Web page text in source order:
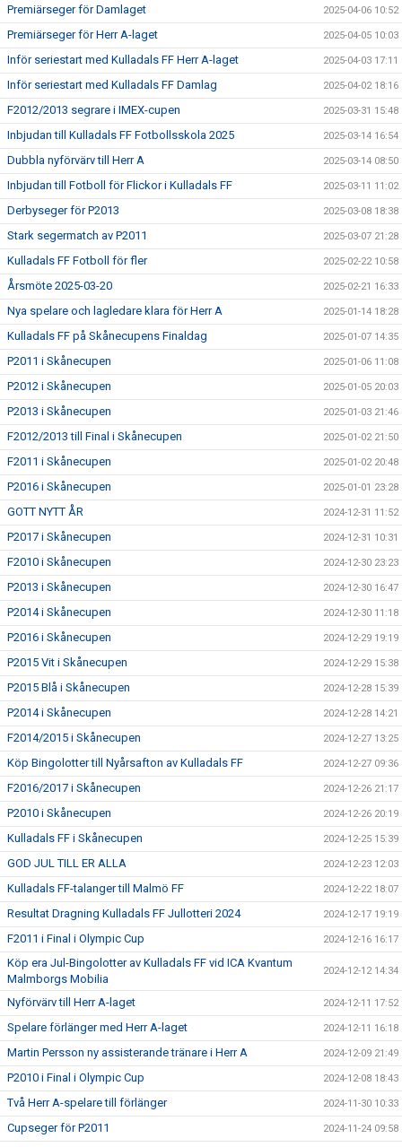
Premiärseger för Damlaget 2025-04-06 10:52
Premiärseger för Herr A-laget 2025-04-05 10:03
Inför seriestart med Kulladals FF Herr A-laget 2025-04-03 17:11
Inför seriestart med Kulladals FF Damlag 2025-04-02 18:16
F2012/2013 segrare i IMEX-cupen 2025-03-31 15:48
Inbjudan till Kulladals FF Fotbollsskola 2025 2025-03-14 16:54
Dubbla nyförvärv till Herr A 2025-03-14 08:50
Inbjudan till Fotboll för Flickor i Kulladals FF 2025-03-11 11:02
Derbyseger för P2013 2025-03-08 18:38
Stark segermatch av P2011 2025-03-07 21:28
Kulladals FF Fotboll för fler 2025-02-22 10:58
Årsmöte 2025-03-20 2025-02-21 16:33
Nya spelare och lagledare klara för Herr A 2025-01-14 18:28
Kulladals FF på Skånecupens Finaldag 2025-01-07 14:35
P2011 i Skånecupen 2025-01-06 11:08
P2012 i Skånecupen 2025-01-05 20:03
P2013 i Skånecupen 2025-01-03 21:46
F2012/2013 till Final i Skånecupen 2025-01-02 21:50
F2011 i Skånecupen 2025-01-02 20:48
P2016 i Skånecupen 2025-01-01 23:28
GOTT NYTT ÅR 2024-12-31 11:52
P2017 i Skånecupen 2024-12-31 10:31
F2010 i Skånecupen 2024-12-30 23:23
P2013 i Skånecupen 2024-12-30 16:47
P2014 i Skånecupen 2024-12-30 11:18
P2016 i Skånecupen 2024-12-29 19:19
P2015 Vit i Skånecupen 2024-12-29 15:38
P2015 Blå i Skånecupen 2024-12-28 15:39
P2014 i Skånecupen 2024-12-28 14:21
F2014/2015 i Skånecupen 2024-12-27 13:25
Köp Bingolotter till Nyårsafton av Kulladals FF 2024-12-27 09:36
F2016/2017 i Skånecupen 2024-12-26 21:17
P2010 i Skånecupen 2024-12-26 20:19
Kulladals FF i Skånecupen 2024-12-25 15:39
GOD JUL TILL ER ALLA 2024-12-23 12:03
Kulladals FF-talanger till Malmö FF 2024-12-22 18:07
Resultat Dragning Kulladals FF Jullotteri 2024 2024-12-17 19:19
F2011 i Final i Olympic Cup 2024-12-16 16:17
Köp era Jul-Bingolotter av Kulladals FF vid ICA Kvantum
Malmborgs Mobilia
2024-12-12 14:34
Nyförvärv till Herr A-laget 2024-12-11 17:52
Spelare förlänger med Herr A-laget 2024-12-11 16:18
Martin Persson ny assisterande tränare i Herr A 2024-12-09 21:49
P2010 i Final i Olympic Cup 2024-12-08 18:43
Två Herr A-spelare till förlänger 2024-11-30 10:33
Cupseger för P2011 2024-11-24 09:58